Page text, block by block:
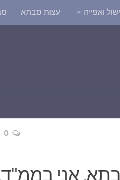
ואפייה עצות סבתא
0
אני